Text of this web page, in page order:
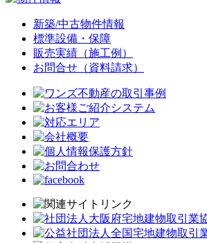
新築/中古物件情報
標準設備・保障
販売実績（施工例）
お問合せ（資料請求）